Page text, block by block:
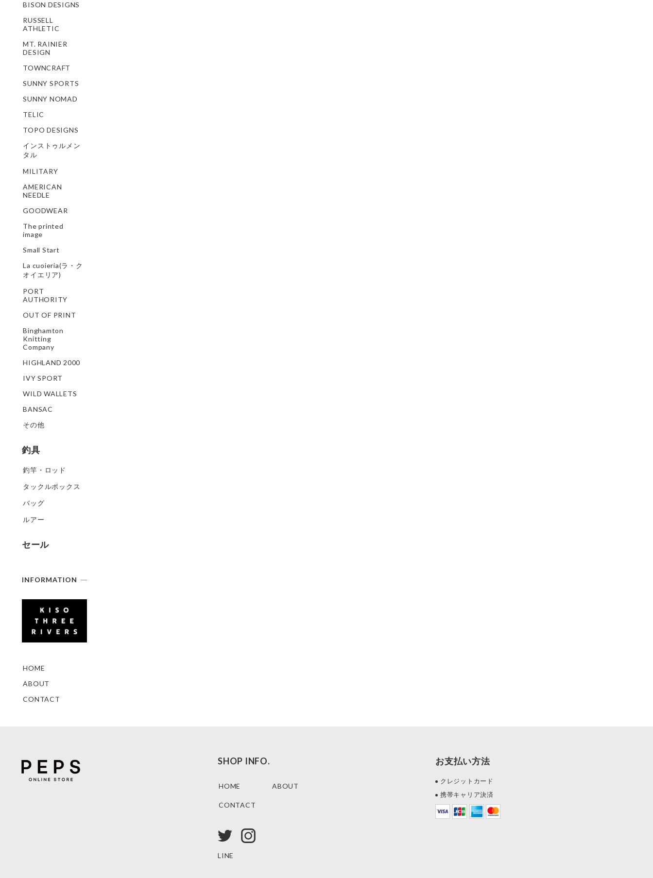
BISON DESIGNS
RUSSELL
ATHLETIC
MT. RAINIER
DESIGN
TOWNCRAFT
SUNNY SPORTS
SUNNY NOMAD
TELIC
TOPO DESIGNS
インストゥルメン
タル
MILITARY
AMERICAN
NEEDLE
GOODWEAR
The printed
image
Small Start
La cuoieria(ラ・ク
オイエリア)
PORT
AUTHORITY
OUT OF PRINT
Binghamton
Knitting
Company
HIGHLAND 2000
IVY SPORT
WILD WALLETS
BANSAC
その他
釣具
釣竿・ロッド
タックルボックス
バッグ
ルアー
セール
INFORMATION
HOME
ABOUT
CONTACT
SHOP INFO.
HOME ABOUT
CONTACT
LINE
お支払い方法
クレジットカード
携帯キャリア決済